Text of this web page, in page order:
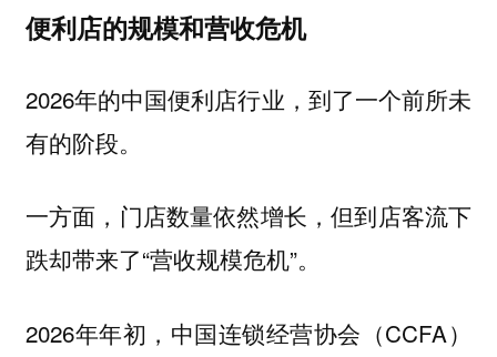
便利店的规模和营收危机
2026年的中国便利店行业，到了一个前所未
有的阶段。
一方面，门店数量依然增长，但到店客流下
跌却带来了“营收规模危机”。
2026年年初，中国连锁经营协会（CCFA）